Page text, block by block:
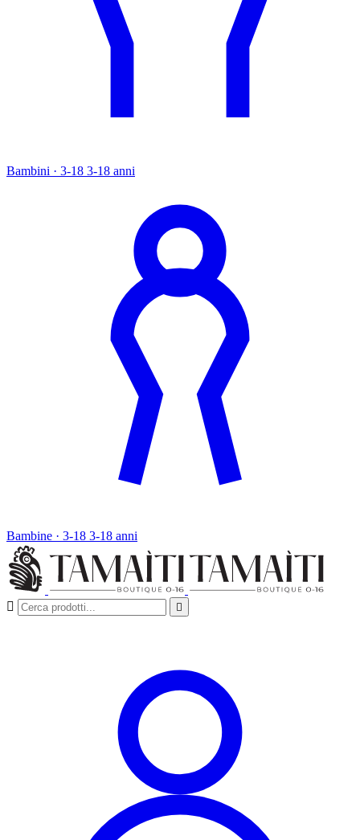
Bambini · 3-18 3-18 anni
Bambine · 3-18 3-18 anni
 